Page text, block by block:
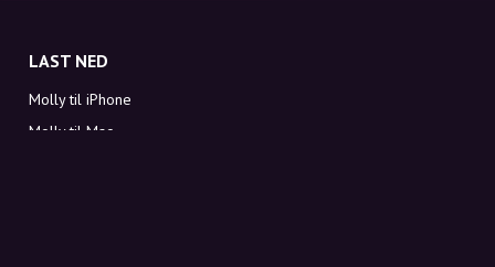
LAST NED
Molly til iPhone
Molly til Mac